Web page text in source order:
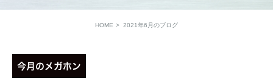
HOME 2021年6月のブログ
今月のメガホン